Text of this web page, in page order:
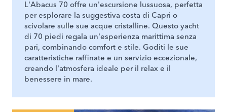
L'Abacus 70 offre un'escursione lussuosa, perfetta
per esplorare la suggestiva costa di Capri o
scivolare sulle sue acque cristalline. Questo yacht
di 70 piedi regala un'esperienza marittima senza
pari, combinando comfort e stile. Goditi le sue
caratteristiche raffinate e un servizio eccezionale,
creando l'atmosfera ideale per il relax e il
benessere in mare.